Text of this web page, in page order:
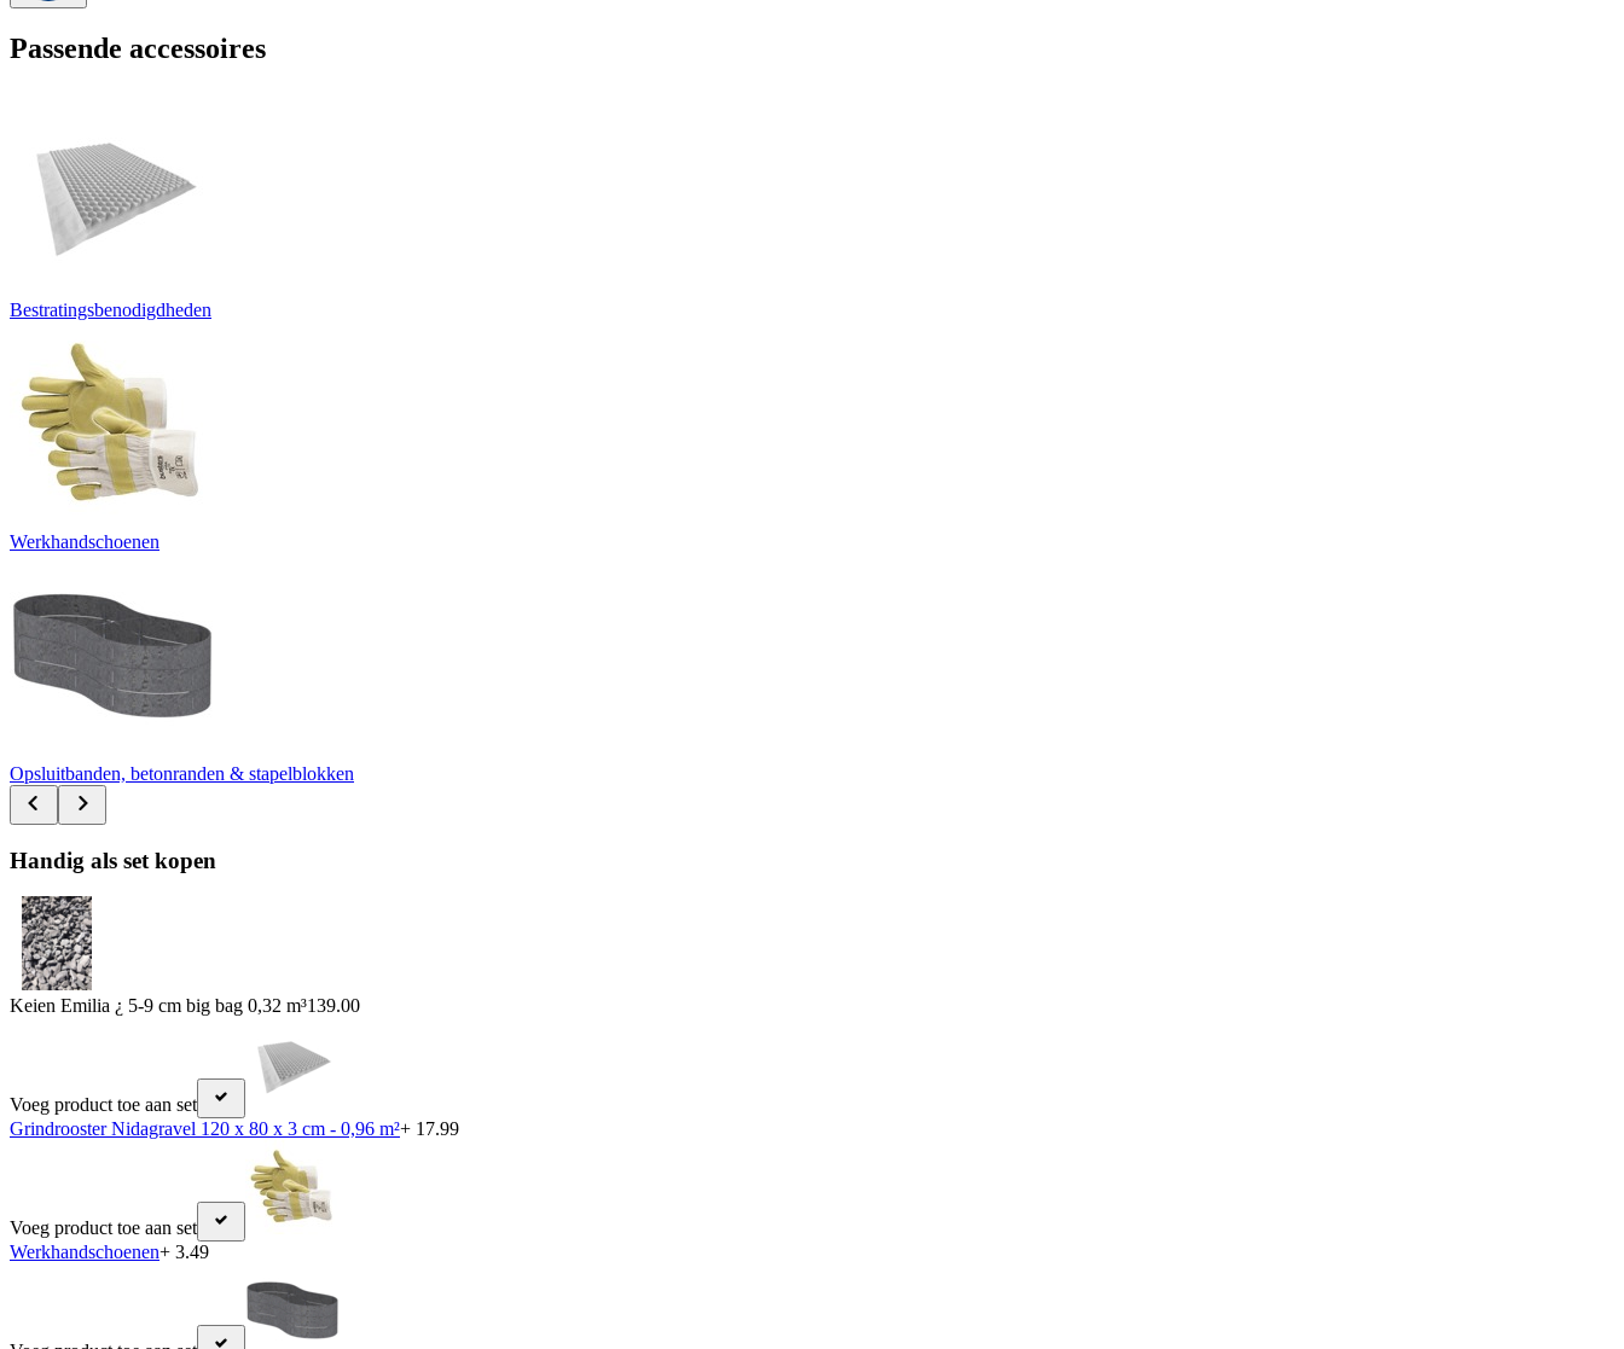
Passende accessoires
Bestratingsbenodigdheden
Werkhandschoenen
Opsluitbanden, betonranden & stapelblokken
Handig als set kopen
Keien Emilia ¿ 5-9 cm big bag 0,32 m³139.00
Voeg product toe aan set
Grindrooster Nidagravel 120 x 80 x 3 cm - 0,96 m²+ 17.99
Voeg product toe aan set
Werkhandschoenen+ 3.49